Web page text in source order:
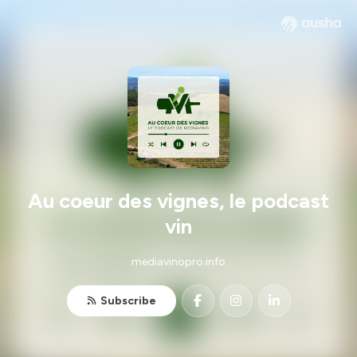
Au coeur des vignes, le podcast
vin
mediavinopro.info
Subscribe